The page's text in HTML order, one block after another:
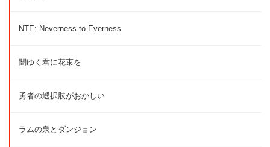
NTE: Neverness to Everness
闇ゆく君に花束を
勇者の選択肢がおかしい
ラムの泉とダンジョン